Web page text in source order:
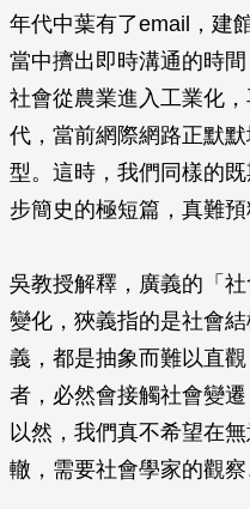
年代中葉有了email，建
當中擠出即時溝通的時
社會從農業進入工業化
代，當前網際網路正默
型。這時，我們同樣的
步簡史的極短篇，真難預
吳教授解釋，廣義的「
變化，狹義指的是社會
義，都是抽象而難以直
者，必然會接觸社會變
以然，我們真不希望在
轍，需要社會學家的觀察